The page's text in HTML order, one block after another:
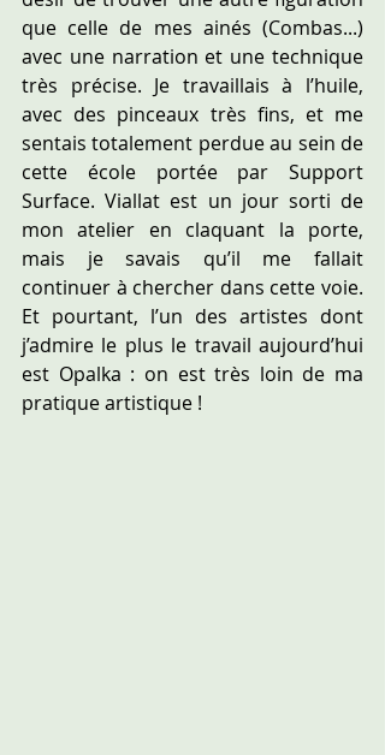
que celle de mes ainés (Combas...)
avec une narration et une technique
très précise. Je travaillais à l’huile,
avec des pinceaux très fins, et me
sentais totalement perdue au sein de
cette école portée par Support
Surface. Viallat est un jour sorti de
mon atelier en claquant la porte,
mais je savais qu’il me fallait
continuer à chercher dans cette voie.
Et pourtant, l’un des artistes dont
j’admire le plus le travail aujourd’hui
est Opalka : on est très loin de ma
pratique artistique !